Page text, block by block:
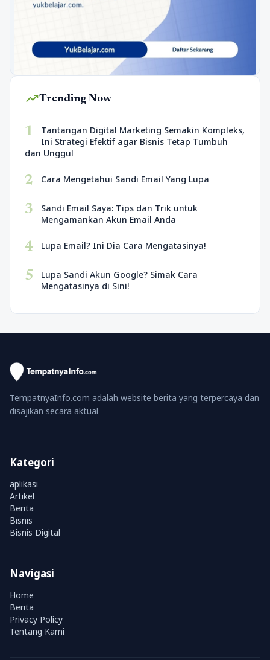
trending_upTrending Now
1
Tantangan Digital Marketing Semakin Kompleks,
Ini Strategi Efektif agar Bisnis Tetap Tumbuh
dan Unggul
2 Cara Mengetahui Sandi Email Yang Lupa
3
Sandi Email Saya: Tips dan Trik untuk
Mengamankan Akun Email Anda
4 Lupa Email? Ini Dia Cara Mengatasinya!
5
Lupa Sandi Akun Google? Simak Cara
Mengatasinya di Sini!
TempatnyaInfo.com adalah website berita yang terpercaya dan
disajikan secara aktual
Kategori
aplikasi
Artikel
Berita
Bisnis
Bisnis Digital
Navigasi
Home
Berita
Privacy Policy
Tentang Kami